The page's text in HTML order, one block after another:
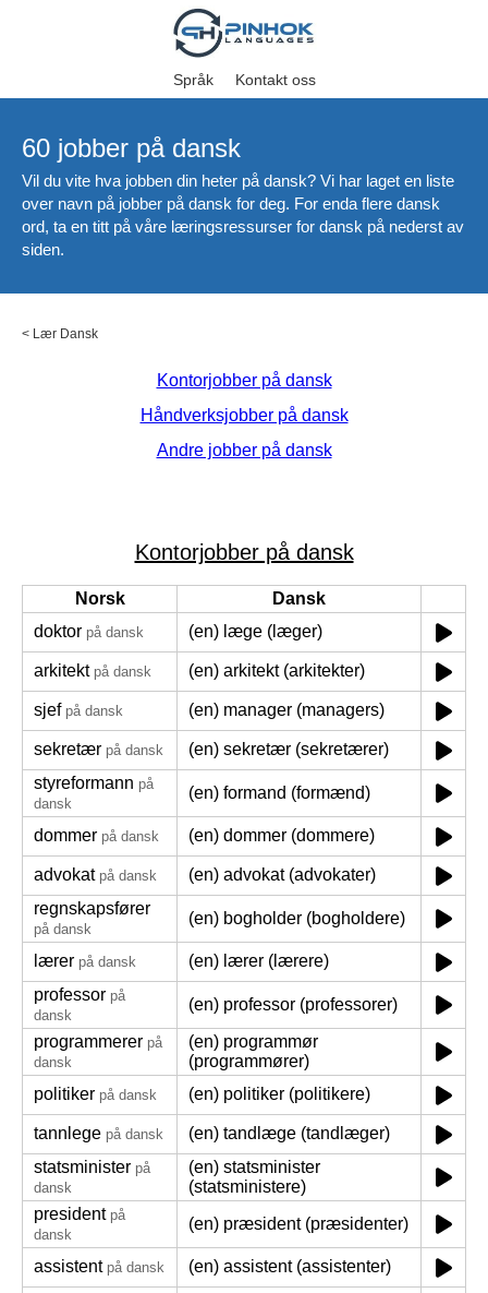
Språk Kontakt oss
60 jobber på dansk
Vil du vite hva jobben din heter på dansk? Vi har laget en liste
over navn på jobber på dansk for deg. For enda flere dansk
ord, ta en titt på våre læringsressurser for dansk på nederst av
siden.
< Lær Dansk
Kontorjobber på dansk
Håndverksjobber på dansk
Andre jobber på dansk
Kontorjobber på dansk
Norsk
Dansk
doktor på dansk (en) læge (læger)
arkitekt på dansk (en) arkitekt (arkitekter)
sjef på dansk (en) manager (managers)
sekretær på dansk
(en) sekretær (sekretærer)
styreformann på
dansk
(en) formand (formænd)
dommer på dansk (en) dommer (dommere)
advokat på dansk
(en) advokat (advokater)
regnskapsfører
på dansk
(en) bogholder (bogholdere)
lærer på dansk
(en) lærer (lærere)
professor på
dansk
(en) professor (professorer)
programmerer på
dansk
(en) programmør
(programmører)
politiker på dansk (en) politiker (politikere)
tannlege på dansk
(en) tandlæge (tandlæger)
statsminister på
dansk
(en) statsminister
(statsministere)
president på
dansk
(en) præsident (præsidenter)
assistent på dansk (en) assistent (assistenter)